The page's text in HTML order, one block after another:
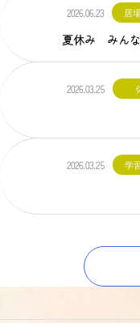
2026.06.23 居
夏休み みん
2026.03.25
2026.03.25 学